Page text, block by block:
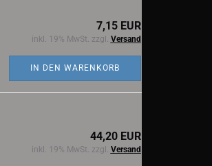
7,15 EUR
inkl. 19% MwSt. zzgl. Versand
IN DEN WARENKORB
44,20 EUR
inkl. 19% MwSt. zzgl. Versand